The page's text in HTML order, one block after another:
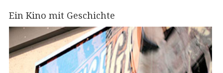
Ein Kino mit Geschichte